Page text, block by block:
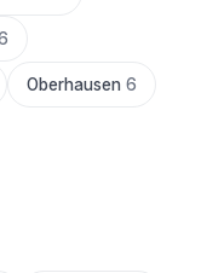
Oberhausen 6